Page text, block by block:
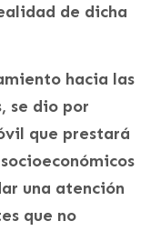
de dicha
hacia las
se dio por
que prestará
una atención
que no